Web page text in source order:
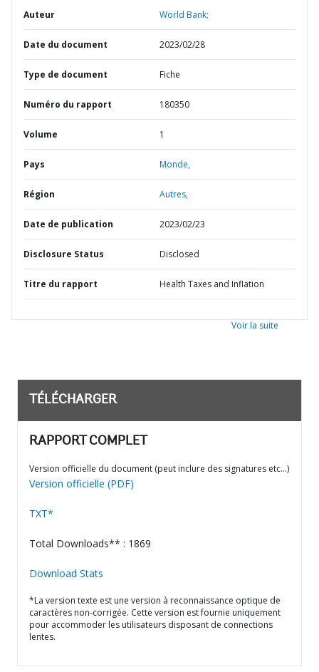
Auteur World Bank;
Date du document 2023/02/28
Type de document Fiche
Numéro du rapport 180350
Volume 1
Pays Monde,
Région Autres,
Date de publication 2023/02/23
Disclosure Status Disclosed
Titre du rapport Health Taxes and Inflation
Voir la suite
TÉLÉCHARGER
RAPPORT COMPLET
Version officielle du document (peut inclure des signatures etc…)
Version officielle (PDF)
TXT*
Total Downloads** : 1869
Download Stats
*La version texte est une version à reconnaissance optique de
caractères non-corrigée. Cette version est fournie uniquement
pour accommoder les utilisateurs disposant de connections
lentes.